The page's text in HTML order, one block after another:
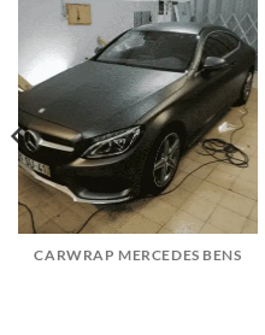
CARWRAP MERCEDES BENS